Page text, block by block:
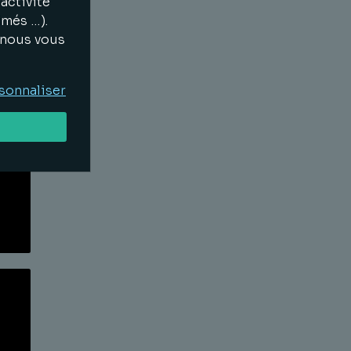
Lire la suite
Lire la suite
…).
vous